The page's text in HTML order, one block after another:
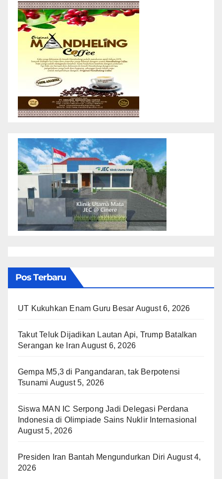
Pos Terbaru
UT Kukuhkan Enam Guru Besar August 6, 2026
Takut Teluk Dijadikan Lautan Api, Trump Batalkan
Serangan ke Iran August 6, 2026
Gempa M5,3 di Pangandaran, tak Berpotensi
Tsunami August 5, 2026
Siswa MAN IC Serpong Jadi Delegasi Perdana
Indonesia di Olimpiade Sains Nuklir Internasional
August 5, 2026
Presiden Iran Bantah Mengundurkan Diri August 4,
2026